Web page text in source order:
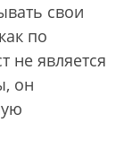
свои
по
не является
он